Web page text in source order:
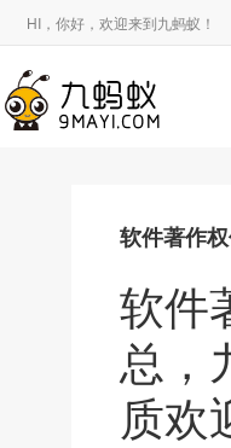
HI，你好，欢迎来到九蚂蚁！
软件著作
软件
总，
质欢